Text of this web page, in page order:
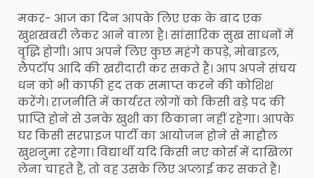
मकर- आज का दिन आपके लिए एक के बाद एक
खुशखबरी लेकर आने वाला है। सांसारिक सुख साधनों में
वृद्धि होगी। आप अपने लिए कुछ महंगे कपड़े, मोबाइल,
लैपटॉप आदि की खरीदारी कर सकते हैं। आप अपने संचय
धन को भी काफी हद तक समाप्त करने की कोशिश
करेंगे। राजनीति में कार्यरत लोगों को किसी बड़े पद की
प्राप्ति होने से उनके खुशी का ठिकाना नहीं रहेगा। आपके
घर किसी सरप्राइज पार्टी का आयोजन होने से माहौल
खुशनुमा रहेगा। विद्यार्थी यदि किसी नए कोर्स में दाखिला
लेना चाहते हैं, तो वह उसके लिए अप्लाई कर सकते हैं।